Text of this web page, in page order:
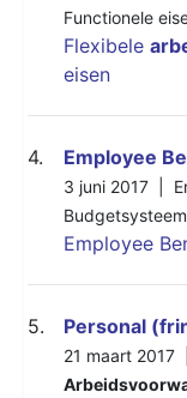
Functionele
Flexibele
eisen
4. Employee
3 juni 2017 |
Budgetsysteem
Employee
5. Personal
21 maart 2017